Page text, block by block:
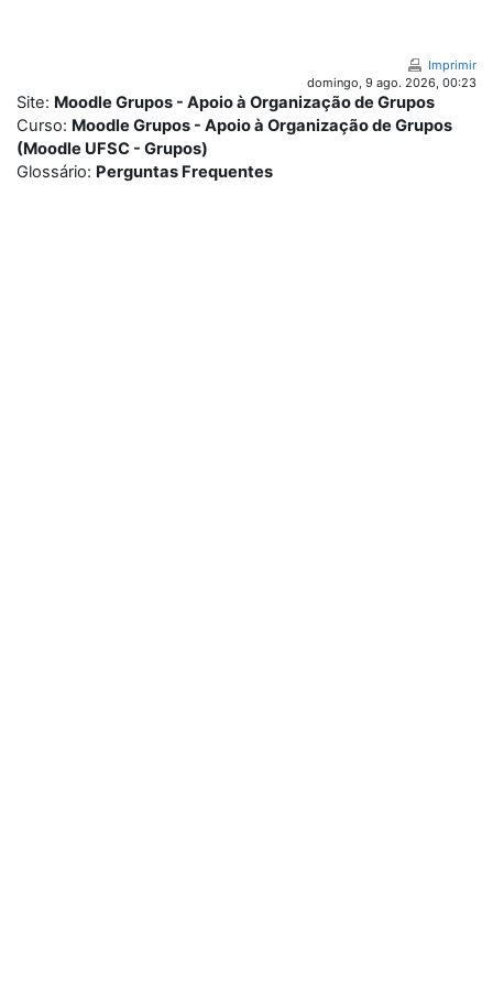
Imprimir
domingo, 9 ago. 2026, 00:23
Site: Moodle Grupos - Apoio à Organização de Grupos
Curso: Moodle Grupos - Apoio à Organização de Grupos
(Moodle UFSC - Grupos)
Glossário: Perguntas Frequentes